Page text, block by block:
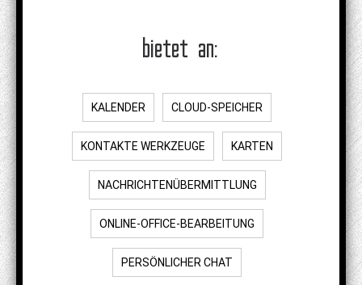
bietet an:
KALENDER CLOUD-SPEICHER
KONTAKTE WERKZEUGE KARTEN
NACHRICHTENÜBERMITTLUNG
ONLINE-OFFICE-BEARBEITUNG
PERSÖNLICHER CHAT